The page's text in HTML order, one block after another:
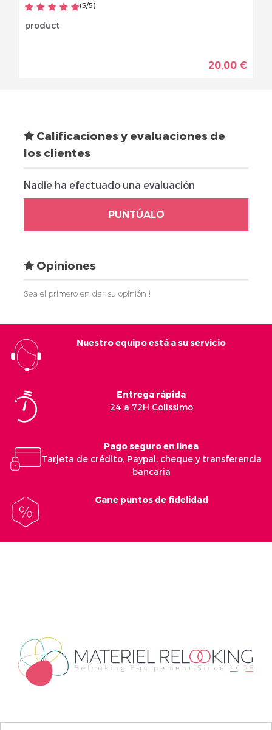
(5/5)
product
20,00 €
Calificaciones y evaluaciones de
los clientes
Nadie ha efectuado una evaluación
PUNTÚALO
Opiniones
Sea el primero en dar su opinión !
Nuestro equipo está a su servicio
Entrega rápida
24 a 72H Colissimo
Pago seguro en línea
Tarjeta de crédito, Paypal, cheque y transferencia
bancaria
Gane puntos de fidelidad